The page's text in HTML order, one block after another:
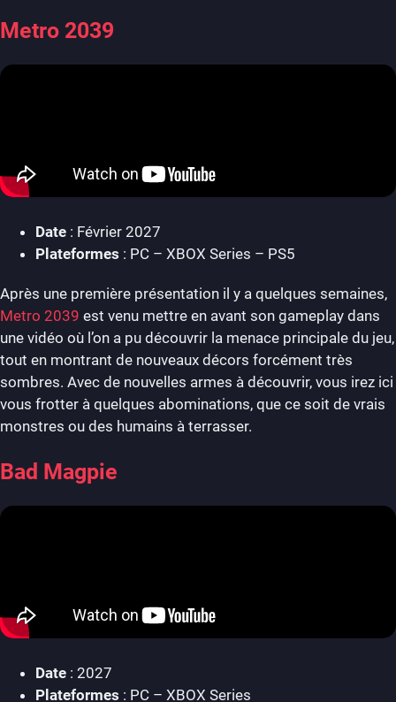
Metro 2039
Date : Février 2027
Plateformes : PC – XBOX Series – PS5
Après une première présentation il y a quelques semaines,
Metro 2039 est venu mettre en avant son gameplay dans
une vidéo où l’on a pu découvrir la menace principale du jeu,
tout en montrant de nouveaux décors forcément très
sombres. Avec de nouvelles armes à découvrir, vous irez ici
vous frotter à quelques abominations, que ce soit de vrais
monstres ou des humains à terrasser.
Bad Magpie
Date : 2027
Plateformes : PC – XBOX Series